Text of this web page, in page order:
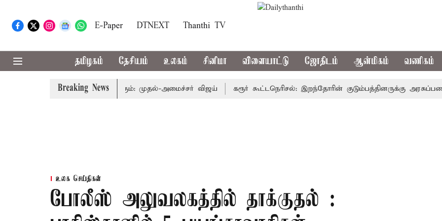
E-Paper DTNEXT Thanthi TV
தமிழகம் தேசியம் உலகம் சினிமா விளையாட்டு ஜோதிடம் ஆன்மிகம் வணிகம்
Breaking News
தொகுதி மறுவரையறை பாதிக்கும்: முதல்-அமைச்சர் விஜய் கரூர் கூட்டநெரிசல்: இறந்தோரின் குடும்பத்தினருக்கு அரசுப்பணி
உலக செய்திகள்
போலீஸ் அலுவலகத்தில் தாக்குதல் :